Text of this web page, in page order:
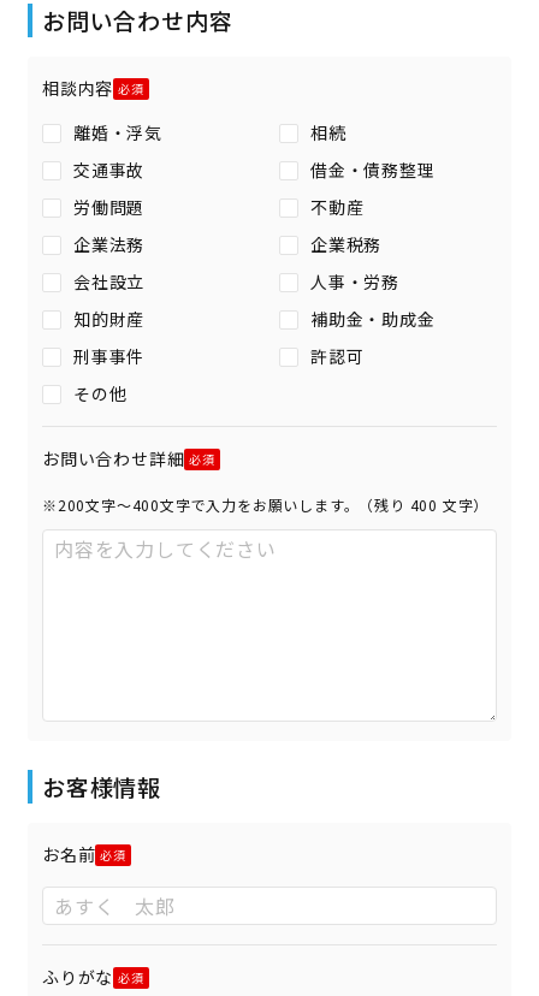
お問い合わせ内容
相談内容
離婚・浮気
相続
交通事故
借金・債務整理
労働問題
不動産
企業法務
企業税務
会社設立
人事・労務
知的財産
補助金・助成金
刑事事件
許認可
その他
お問い合わせ詳細
※200文字〜400文字で入力をお願いします。（残り 400 文字）
お客様情報
お名前
ふりがな